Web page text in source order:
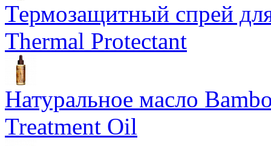
Термозащитный спрей
Thermal Protectant
Натуральное масло
Treatment Oil